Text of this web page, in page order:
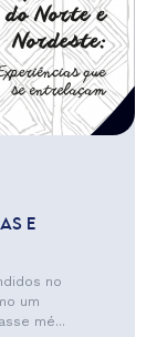
E
no
um
mé...